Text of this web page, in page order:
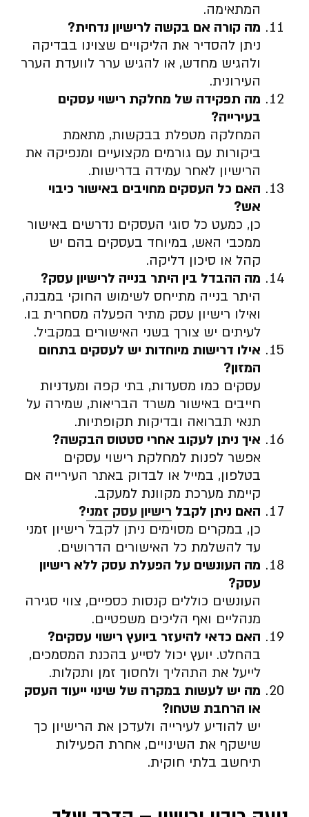
המתאימה.
מה קורה אם בקשה לרישיון נדחית?
ניתן להסדיר את הליקויים שצוינו בבדיקה
ולהגיש מחדש, או להגיש ערר לוועדת הערר
העירונית.
מה תפקידה של מחלקת רישוי עסקים
בעירייה?
המחלקה מטפלת בבקשות, מתאמת
ביקורות עם גורמים מקצועיים ומנפיקה את
הרישיון לאחר עמידה בדרישות.
האם כל העסקים מחויבים באישור כיבוי
אש?
כן, כמעט כל סוגי העסקים נדרשים באישור
ממכבי האש, במיוחד בעסקים בהם יש
קהל או סיכון דליקה.
מה ההבדל בין היתר בנייה לרישיון עסק?
היתר בנייה מתייחס לשימוש החוקי במבנה,
ואילו רישיון עסק מתיר הפעלה מסחרית בו.
לעיתים יש צורך בשני האישורים במקביל.
אילו דרישות מיוחדות יש לעסקים בתחום
המזון?
עסקים כמו מסעדות, בתי קפה ומעדניות
חייבים באישור משרד הבריאות, שמירה על
תנאי תברואה ובדיקות תקופתיות.
איך ניתן לעקוב אחרי סטטוס הבקשה?
אפשר לפנות למחלקת רישוי עסקים
בטלפון, במייל או לבדוק באתר העירייה אם
קיימת מערכת מקוונת למעקב.
האם ניתן לקבל רישיון עסק זמני?
כן, במקרים מסוימים ניתן לקבל רישיון זמני
עד להשלמת כל האישורים הדרושים.
מה העונשים על הפעלת עסק ללא רישיון
עסק?
העונשים כוללים קנסות כספיים, צווי סגירה
מנהליים ואף הליכים משפטיים.
האם כדאי להיעזר ביועץ רישוי עסקים?
בהחלט. יועץ יכול לסייע בהכנת המסמכים,
לייעל את התהליך ולחסוך זמן ותקלות.
מה יש לעשות במקרה של שינוי ייעוד העסק
או הרחבת שטחו?
יש להודיע לעירייה ולעדכן את הרישיון כך
שישקף את השינויים, אחרת הפעילות
תיחשב בלתי חוקית.